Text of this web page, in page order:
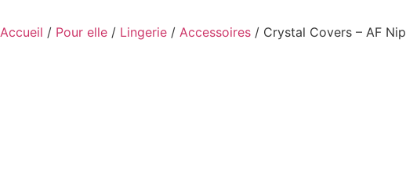
Accueil / Pour elle / Lingerie / Accessoires / Crystal Covers – AF